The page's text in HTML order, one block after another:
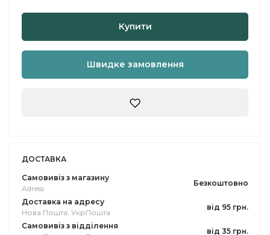
Купити
Швидке замовлення
ДОСТАВКА
Самовивіз з магазину
Adress
Безкоштовно
Доставка на адресу
Нова Пошта, УкрПошта
від 95 грн.
Самовивіз з відділення
від 35 грн.